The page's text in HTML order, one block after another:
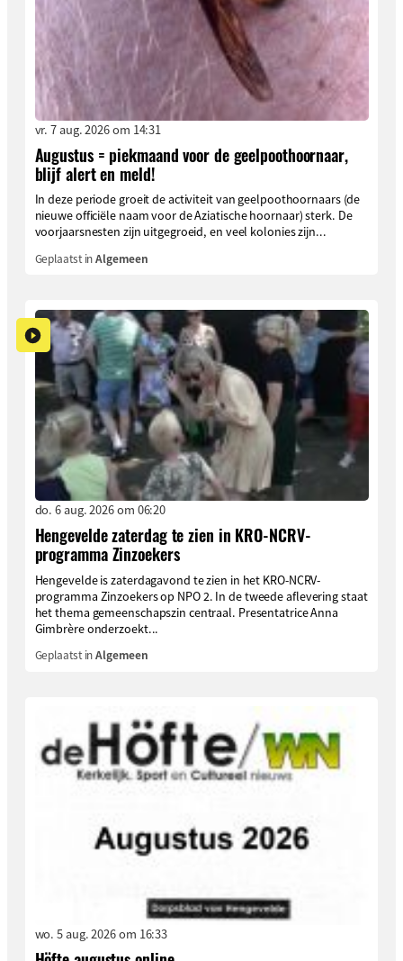
vr. 7 aug. 2026 om 14:31
Augustus = piekmaand voor de geelpoothoornaar,
blijf alert en meld!
In deze periode groeit de activiteit van geelpoothoornaars (de
nieuwe officiële naam voor de Aziatische hoornaar) sterk. De
voorjaarsnesten zijn uitgegroeid, en veel kolonies zijn...
Geplaatst inAlgemeen
do. 6 aug. 2026 om 06:20
Hengevelde zaterdag te zien in KRO-NCRV-
programma Zinzoekers
Hengevelde is zaterdagavond te zien in het KRO-NCRV-
programma Zinzoekers op NPO 2. In de tweede aflevering staat
het thema gemeenschapszin centraal. Presentatrice Anna
Gimbrère onderzoekt...
Geplaatst inAlgemeen
wo. 5 aug. 2026 om 16:33